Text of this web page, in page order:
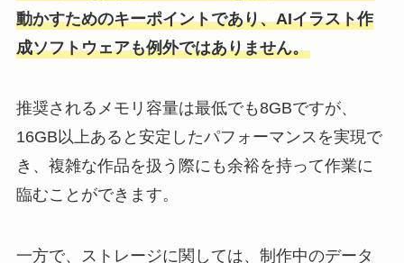
動かすためのキーポイントであり、AIイラスト作
成ソフトウェアも例外ではありません。
推奨されるメモリ容量は最低でも8GBですが、
16GB以上あると安定したパフォーマンスを実現で
き、複雑な作品を扱う際にも余裕を持って作業に
臨むことができます。
一方で、ストレージに関しては、制作中のデータ